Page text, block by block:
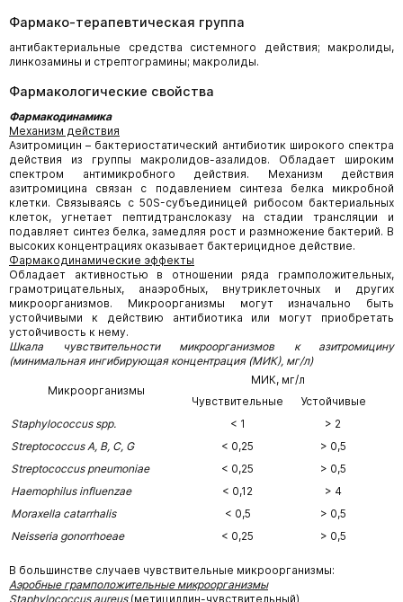
Фармако-терапевтическая группа
антибактериальные средства системного действия; макролиды,
линкозамины и стрептограмины; макролиды.
Фармакологические свойства
Фармакодинамика
Механизм действия
Азитромицин – бактериостатический антибиотик широкого спектра
действия из группы макролидов-азалидов. Обладает широким
спектром антимикробного действия. Механизм действия
азитромицина связан с подавлением синтеза белка микробной
клетки. Связываясь с 50S-субъединицей рибосом бактериальных
клеток, угнетает пептидтранслоказу на стадии трансляции и
подавляет синтез белка, замедляя рост и размножение бактерий. В
высоких концентрациях оказывает бактерицидное действие.
Фармакодинамические эффекты
Обладает активностью в отношении ряда грамположительных,
грамотрицательных, анаэробных, внутриклеточных и других
микроорганизмов. Микроорганизмы могут изначально быть
устойчивыми к действию антибиотика или могут приобретать
устойчивость к нему.
Шкала чувствительности микроорганизмов к азитромицину
(минимальная ингибирующая концентрация (МИК), мг/л)
Микроорганизмы
МИК, мг/л
Чувствительные
Устойчивые
Staphylococcus spp.
< 1
> 2
Streptococcus A, В, C, G
< 0,25
> 0,5
Streptococcus pneumoniae
< 0,25
> 0,5
Haemophilus influenzae
< 0,12
> 4
Moraxella catarrhalis
< 0,5
> 0,5
Neisseria gonorrhoeae
< 0,25 > 0,5
В большинстве случаев чувствительные микроорганизмы:
Аэробные грамположительные микроорганизмы
Staphylococcus aureus(метициллин-чувствительный)